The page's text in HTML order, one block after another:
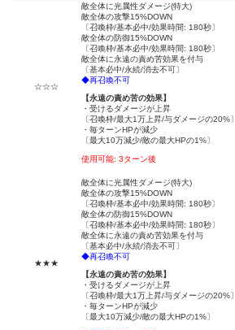
☆☆☆
敵全体に光属性ダメージ(特大)
敵全体の攻撃15%DOWN
〔召喚枠/基本必中/効果時間: 180秒〕
敵全体の防御15%DOWN
〔召喚枠/基本必中/効果時間: 180秒〕
敵全体に永遠の責め苦効果を付与
〔基本必中/永続/消去不可〕
◆再召喚不可
【永遠の責め苦の効果】
・受けるダメージが上昇
〔召喚枠/最大1万上昇/与ダメージの20%〕
・毎ターンHPが減少
〔最大10万減少/敵の最大HPの1%〕
使用可能: 3ターン後
★★★
敵全体に光属性ダメージ(特大)
敵全体の攻撃15%DOWN
〔召喚枠/基本必中/効果時間: 180秒〕
敵全体の防御15%DOWN
〔召喚枠/基本必中/効果時間: 180秒〕
敵全体に永遠の責め苦効果を付与
〔基本必中/永続/消去不可〕
◆再召喚不可
【永遠の責め苦の効果】
・受けるダメージが上昇
〔召喚枠/最大1万上昇/与ダメージの20%〕
・毎ターンHPが減少
〔最大10万減少/敵の最大HPの1%〕